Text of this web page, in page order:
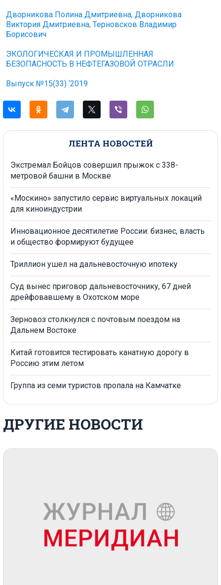
ЛЕНТА НОВОСТЕЙ
Экстремал Бойцов совершил прыжок с 338-
метровой башни в Москве
«Москино» запустило сервис виртуальных локаций
для киноиндустрии
Инновационное десятилетие России: бизнес, власть
и общество формируют будущее
Триллион ушел на дальневосточную ипотеку
Суд вынес приговор дальневосточнику, 67 дней
дрейфовавшему в Охотском море
Зерновоз столкнулся с почтовым поездом на
Дальнем Востоке
Китай готовится тестировать канатную дорогу в
Россию этим летом
Группа из семи туристов пропала на Камчатке
Дворникова Полина Дмитриевна, Дворникова
Виктория Дмитриевна, Терновсков Владимир
Борисович
ЭКОЛОГИЧЕСКАЯ И ПРОМЫШЛЕННАЯ
БЕЗОПАСНОСТЬ В НЕФТЕГАЗОВОЙ ОТРАСЛИ
Выпуск №15(33) ‘2019
ДРУГИЕ НОВОСТИ